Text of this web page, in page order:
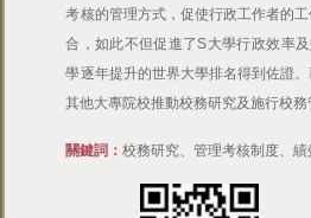
考核的管理方式，促使行政工作者的
合，如此不但促進了S大學行政效率
學逐年提升的世界大學排名得到佐證
其他大專院校推動校務研究及施行校務
關鍵詞：校務研究、管理考核制度、績